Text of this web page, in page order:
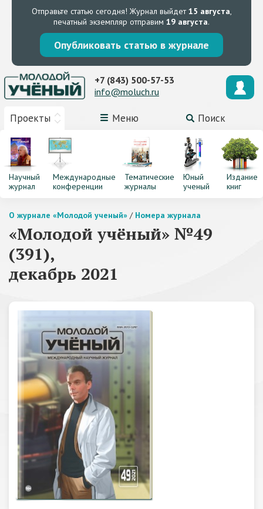
Отправьте статью сегодня! Журнал выйдет15 августа,
печатный экземпляр отправим 19 августа.
Опубликовать статью в журнале
Проекты Меню Поиск
+7 (843) 500-57-53
info@moluch.ru
Научный
журнал
Международные
конференции
Тематические
журналы
Юный
ученый
Издание
книг
О журнале «Молодой ученый» / Номера журнала
«Молодой учёный» №49
(391),
декабрь 2021